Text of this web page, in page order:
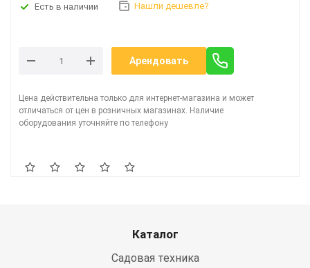
Есть в наличии Нашли дешевле?
Арендовать
Цена действительна только для интернет-магазина и может
отличаться от цен в розничных магазинах. Наличие
оборудования уточняйте по телефону
Каталог
Садовая техника